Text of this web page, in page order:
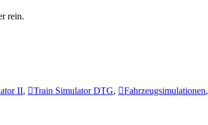
rein.
II, Train Simulator DTG, Fahrzeugsimulationen,